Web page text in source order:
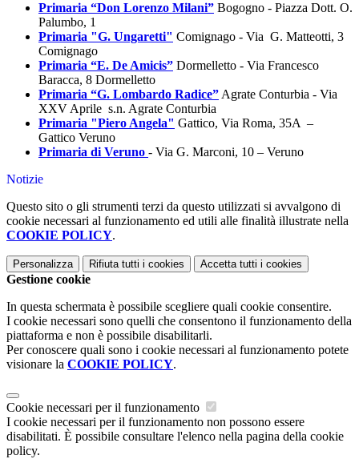
Primaria “Don Lorenzo Milani” Bogogno - Piazza Dott. O.
Palumbo, 1
Primaria "G. Ungaretti" Comignago - Via G. Matteotti, 3
Comignago
Primaria “E. De Amicis” Dormelletto - Via Francesco
Baracca, 8 Dormelletto
Primaria “G. Lombardo Radice” Agrate Conturbia - Via
XXV Aprile s.n. Agrate Conturbia
Primaria "Piero Angela" Gattico, Via Roma, 35A –
Gattico Veruno
Primaria di Veruno - Via G. Marconi, 10 – Veruno
Notizie
Questo sito o gli strumenti terzi da questo utilizzati si avvalgono di
cookie necessari al funzionamento ed utili alle finalità illustrate nella
COOKIE POLICY.
Personalizza Rifiuta tutti i cookies Accetta tutti i cookies
Gestione cookie
In questa schermata è possibile scegliere quali cookie consentire.
I cookie necessari sono quelli che consentono il funzionamento della
piattaforma e non è possibile disabilitarli.
Per conoscere quali sono i cookie necessari al funzionamento potete
visionare la COOKIE POLICY.
Cookie necessari per il funzionamento
I cookie necessari per il funzionamento non possono essere
disabilitati. È possibile consultare l'elenco nella pagina della cookie
policy.